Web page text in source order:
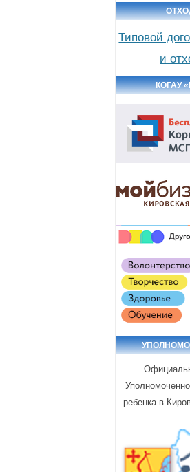
Типовой
и
КОГАУ
ребенка в